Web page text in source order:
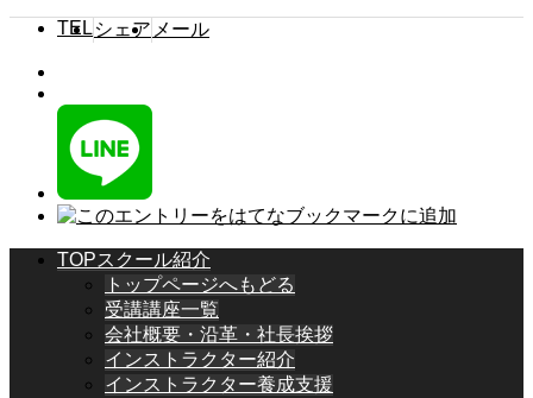
TEL シェア メール
TOPスクール紹介
トップページへもどる
受講講座一覧
会社概要・沿革・社長挨拶
インストラクター紹介
インストラクター養成支援